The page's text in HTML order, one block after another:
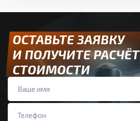
ОСТАВЬТЕ ЗАЯВКУ
И ПОЛУЧИТЕ РАСЧЁТ
СТОИМОСТИ